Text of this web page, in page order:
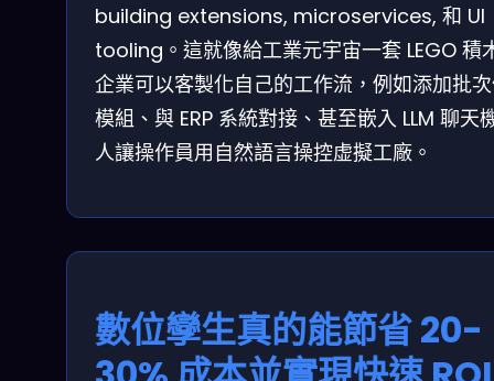
building extensions, microservices, 和 UI
tooling。這就像給工業元宇宙一套 LEGO 積
企業可以客製化自己的工作流，例如添加批
模組、與 ERP 系統對接、甚至嵌入 LLM 聊天
人讓操作員用自然語言操控虚擬工廠。
數位孿生真的能節省 20-